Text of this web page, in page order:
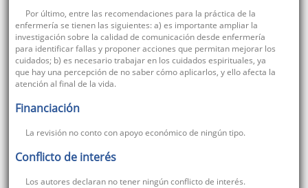
Por último, entre las recomendaciones para la práctica de la
enfermería se tienen las siguientes: a) es importante ampliar la
investigación sobre la calidad de comunicación desde enfermería
para identificar fallas y proponer acciones que permitan mejorar los
cuidados; b) es necesario trabajar en los cuidados espirituales, ya
que hay una percepción de no saber cómo aplicarlos, y ello afecta la
atención al final de la vida.
Financiación
La revisión no conto con apoyo económico de ningún tipo.
Conflicto de interés
Los autores declaran no tener ningún conflicto de interés.